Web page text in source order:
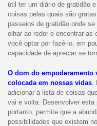
útil ter um diário de gratidão
coisas pelas quais são
passeios de gratidão onde
olhar ao redor e encontrar as
você optar por fazê-lo, em
capacidade de apreciar se
O dom do empoderamento
colocada em nossas vidas.
adicionar à lista de coisas
vai e volta. Desenvolver esta
portanto, permite que a
possibilidades que existem